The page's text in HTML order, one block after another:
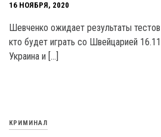
16 НОЯБРЯ, 2020
Шевченко ожидает результаты
кто будет играть со Швейцарией
Украина и […]
КРИМИНАЛ